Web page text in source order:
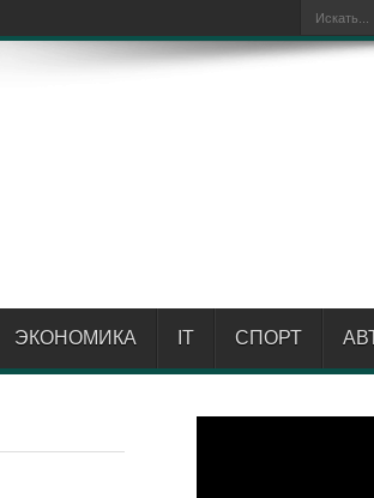
ЭКОНОМИКА IT СПОРТ